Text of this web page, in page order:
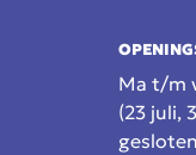
Ma t/m
(23 juli,